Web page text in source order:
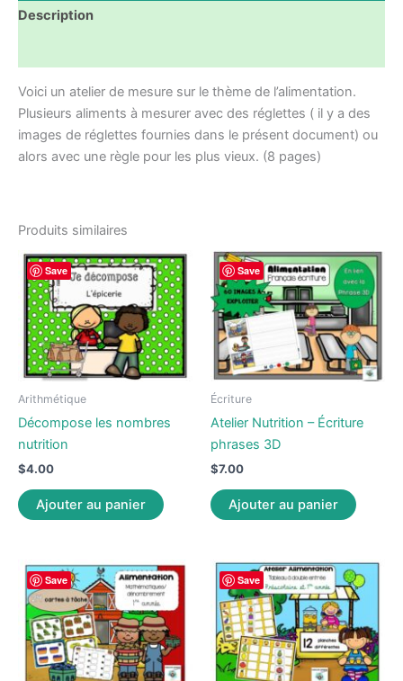
Description
Voici un atelier de mesure sur le thème de l’alimentation.
Plusieurs aliments à mesurer avec des réglettes ( il y a des
images de réglettes fournies dans le présent document) ou
alors avec une règle pour les plus vieux. (8 pages)
Produits similaires
Save
Arithmétique
Décompose les nombres
nutrition
$4.00
Ajouter au panier
Save
Écriture
Atelier Nutrition – Écriture
phrases 3D
$7.00
Ajouter au panier
Save Save